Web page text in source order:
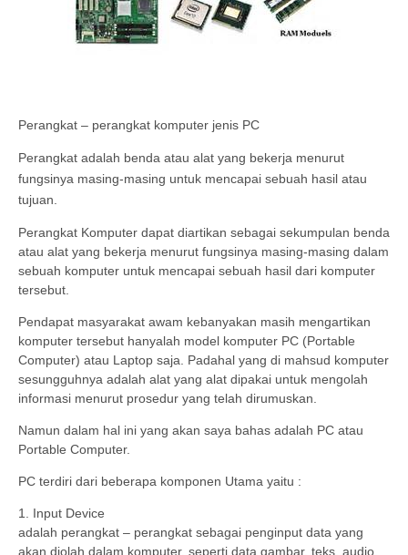
Perangkat – perangkat komputer jenis PC
Perangkat adalah benda atau alat yang bekerja menurut
fungsinya masing-masing untuk mencapai sebuah hasil atau
tujuan.
Perangkat Komputer dapat diartikan sebagai sekumpulan benda
atau alat yang bekerja menurut fungsinya masing-masing dalam
sebuah komputer untuk mencapai sebuah hasil dari komputer
tersebut.
Pendapat masyarakat awam kebanyakan masih mengartikan
komputer tersebut hanyalah model komputer PC (Portable
Computer) atau Laptop saja. Padahal yang di mahsud komputer
sesungguhnya adalah alat yang alat dipakai untuk mengolah
informasi menurut prosedur yang telah dirumuskan.
Namun dalam hal ini yang akan saya bahas adalah PC atau
Portable Computer.
PC terdiri dari beberapa komponen Utama yaitu :
1. Input Device
adalah perangkat – perangkat sebagai penginput data yang
akan diolah dalam komputer, seperti data gambar, teks, audio,